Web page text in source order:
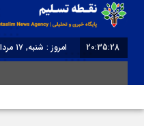
20:35:28
امروز : شنبه, ۱۷ مرداد , ۱۴۰۵